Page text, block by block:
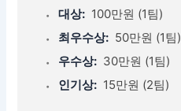
대상: 100만원 (1팀)
최우수상: 50만원 (1팀)
우수상: 30만원 (1팀)
인기상: 15만원 (2팀)